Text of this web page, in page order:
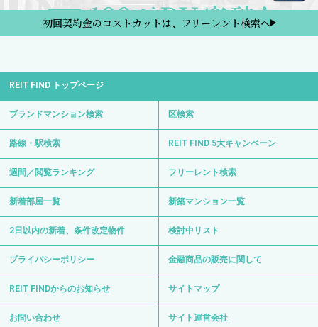
初回契約金のコストカットは、フリーレント検索へ
REIT FIND トップページ
ブランドマンション検索 区検索
路線・駅検索 REIT FIND 5大キャンペーン
週間／閲覧ランキング フリーレント検索
新着部屋一覧 新築マンション一覧
2日以内の新着、条件改定物件 検討中リスト
プライバシーポリシー 金融商品の販売に関して
REIT FINDからのお知らせ サイトマップ
お問い合わせ サイト運営会社